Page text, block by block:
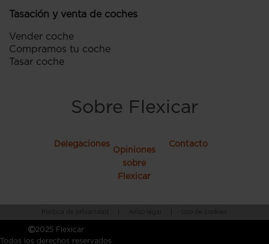
Tasación y venta de coches
Vender coche
Compramos tu coche
Tasar coche
Sobre Flexicar
Delegaciones
Opiniones
sobre
Flexicar
Contacto
Política de privacidad Aviso legal
2025 Flexicar
Todos los derechos reservados